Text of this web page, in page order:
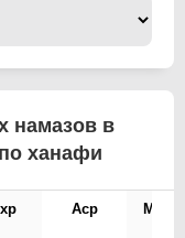
намазов в
ханафи
Аср